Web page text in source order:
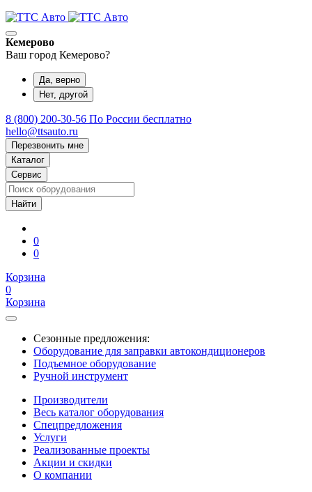
Кемерово
Ваш город Кемерово?
Да, верно
Нет, другой
8 (800) 200-30-56 По России бесплатно
hello@ttsauto.ru
Перезвонить мне
Каталог
Сервис
0
0
Корзина
0
Корзина
Сезонные предложения:
Оборудование для заправки автокондиционеров
Подъемное оборудование
Ручной инструмент
Производители
Весь каталог оборудования
Спецпредложения
Услуги
Реализованные проекты
Акции и скидки
О компании